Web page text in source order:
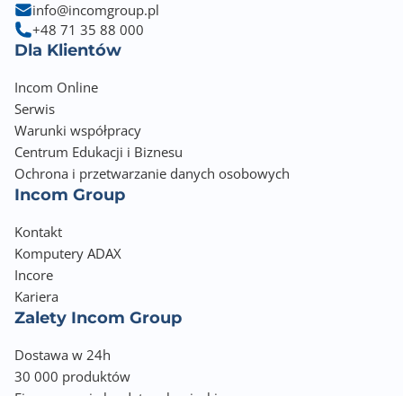
info@incomgroup.pl
+48 71 35 88 000
Dla Klientów
Incom Online
Serwis
Warunki współpracy
Centrum Edukacji i Biznesu
Ochrona i przetwarzanie danych osobowych
Incom Group
Kontakt
Komputery ADAX
Incore
Kariera
Zalety Incom Group
Dostawa w 24h
30 000 produktów